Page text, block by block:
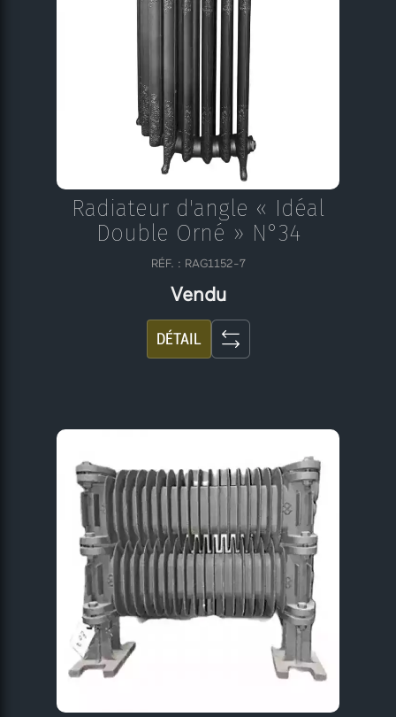
Radiateur d'angle « Idéal
Double Orné » N°34
RÉF. : RAG1152-7
Vendu
DÉTAIL